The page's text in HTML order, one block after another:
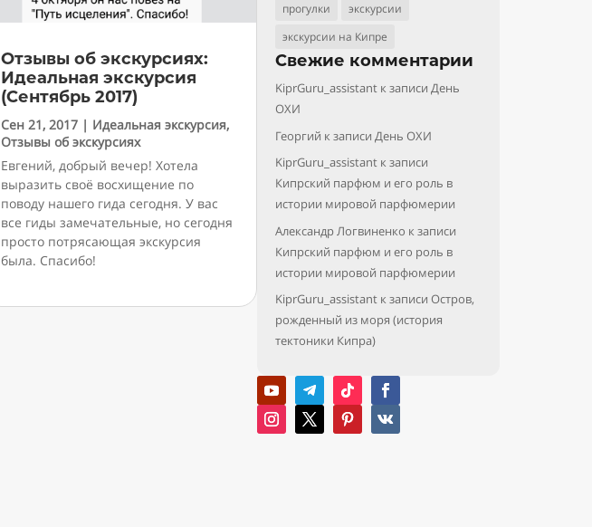
Отзывы об экскурсиях:
Идеальная экскурсия
(Сентябрь 2017)
Сен 21, 2017| Идеальная экскурсия,
Отзывы об экскурсиях
Евгений, добрый вечер! Хотела
выразить своё восхищение по
поводу нашего гида сегодня. У вас
все гиды замечательные, но сегодня
просто потрясающая экскурсия
была. Спасибо!
прогулки
экскурсии
экскурсии на Кипре
Свежие комментарии
KiprGuru_assistant к записиДень
ОХИ
Георгий к записиДень ОХИ
KiprGuru_assistant к записи
Кипрский парфюм и его роль в
истории мировой парфюмерии
Александр Логвиненко к записи
Кипрский парфюм и его роль в
истории мировой парфюмерии
KiprGuru_assistant к записиОстров,
рожденный из моря (история
тектоники Кипра)